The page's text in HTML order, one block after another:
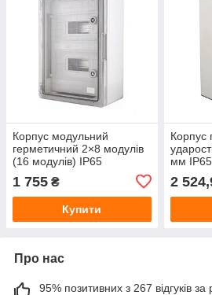
Корпус модульний
герметичний 2×8 модулів
(16 модулів) IP65
прозорими дверцятами
ударостійкий бокс
електричний
1 755 ₴
Купити
Корпус
мм
2
Про нас
95% позитивних з 267 відгуків за